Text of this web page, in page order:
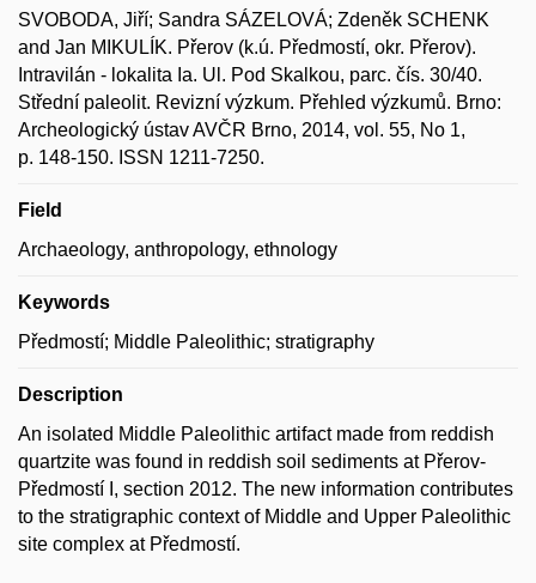
SVOBODA, Jiří; Sandra SÁZELOVÁ; Zdeněk SCHENK
and Jan MIKULÍK. Přerov (k.ú. Předmostí, okr. Přerov).
Intravilán - lokalita Ia. Ul. Pod Skalkou, parc. čís. 30/40.
Střední paleolit. Revizní výzkum. Přehled výzkumů. Brno:
Archeologický ústav AVČR Brno, 2014, vol. 55, No 1,
p. 148-150. ISSN 1211-7250.
Field
Archaeology, anthropology, ethnology
Keywords
Předmostí; Middle Paleolithic; stratigraphy
Description
An isolated Middle Paleolithic artifact made from reddish
quartzite was found in reddish soil sediments at Přerov-
Předmostí I, section 2012. The new information contributes
to the stratigraphic context of Middle and Upper Paleolithic
site complex at Předmostí.